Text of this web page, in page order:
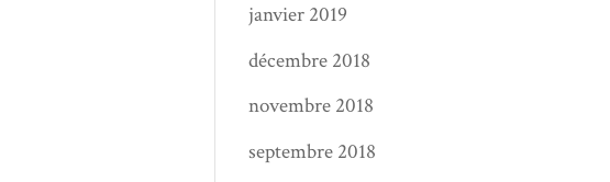
janvier 2019
décembre 2018
novembre 2018
septembre 2018